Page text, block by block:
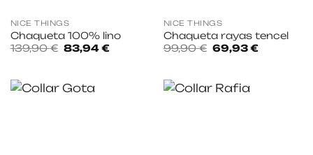
NICE THINGS
Chaqueta 100% lino
139,90€ El
precio
139,90 €.
83,94€El
NICE THINGS
Chaqueta rayas tencel
99,90€ El
precio
99,90 €.
69,93€El